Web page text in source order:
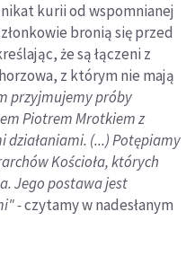
kurii od wspomnianej
bronią się przed
że są łączeni z
z którym nie mają
przyjmujemy próby
Piotrem Mrotkiem z
działaniami. (...)Potępiamy
Kościoła, których
Jego postawa jest
-czytamy w nadesłanym